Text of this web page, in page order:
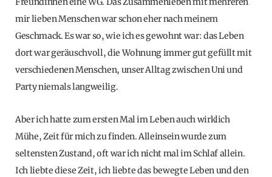
mir lieben Menschen war schon eher nach meinem
Geschmack. Es war so, wie ich es gewohnt war: das Leben
dort war geräuschvoll, die Wohnung immer gut gefüllt mit
verschiedenen Menschen, unser Alltag zwischen Uni und
Party niemals langweilig.
Aber ich hatte zum ersten Mal im Leben auch wirklich
Mühe, Zeit für mich zu finden. Alleinsein wurde zum
seltensten Zustand, oft war ich nicht mal im Schlaf allein.
Ich liebte diese Zeit, ich liebte das bewegte Leben und den